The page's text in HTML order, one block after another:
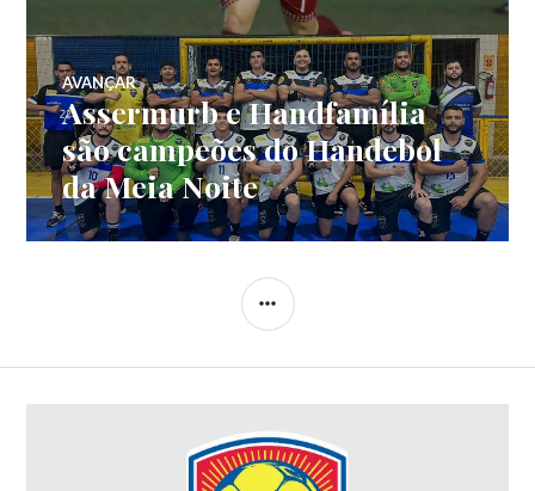
AVANÇAR
Assermurb e Handfamília
são campeões do Handebol
da Meia Noite